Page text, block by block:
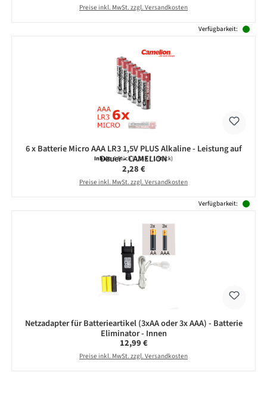
Preise inkl. MwSt. zzgl. Versandkosten
Verfügbarkeit:
6 x Batterie Micro AAA LR3 1,5V PLUS Alkaline - Leistung auf
Dauer - CAMELION
Inhalt:6 Stück(0,38 € / 1 Stück)
Regulärer Preis:
2,28 €
Preise inkl. MwSt. zzgl. Versandkosten
Verfügbarkeit:
Netzadapter für Batterieartikel (3xAA oder 3x AAA) - Batterie
Eliminator - Innen
Regulärer Preis:
12,99 €
Preise inkl. MwSt. zzgl. Versandkosten